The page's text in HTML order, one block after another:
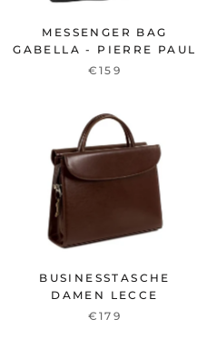
MESSENGER BAG
GABELLA - PIERRE PAUL
€159
BUSINESSTASCHE
DAMEN LECCE
€179